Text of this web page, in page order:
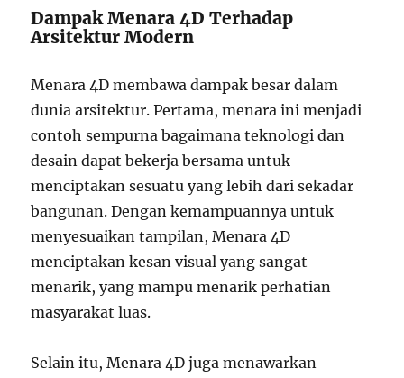
Dampak Menara 4D Terhadap
Arsitektur Modern
Menara 4D membawa dampak besar dalam
dunia arsitektur. Pertama, menara ini menjadi
contoh sempurna bagaimana teknologi dan
desain dapat bekerja bersama untuk
menciptakan sesuatu yang lebih dari sekadar
bangunan. Dengan kemampuannya untuk
menyesuaikan tampilan, Menara 4D
menciptakan kesan visual yang sangat
menarik, yang mampu menarik perhatian
masyarakat luas.
Selain itu, Menara 4D juga menawarkan